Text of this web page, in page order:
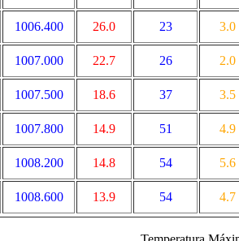
1006.400 26.0 23
3.0
1007.000 22.7 26
2.0
1007.500 18.6 37
3.5
1007.800 14.9 51
4.9
1008.200 14.8 54
5.6
1008.600 13.9 54 4.7